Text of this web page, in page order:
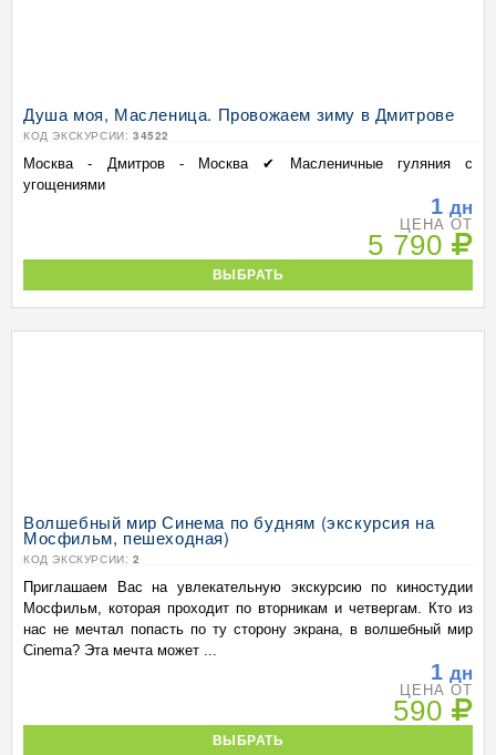
Душа моя, Масленица. Провожаем зиму в Дмитрове
КОД ЭКСКУРСИИ: 34522
Москва - Дмитров - Москва ✔ Масленичные гуляния с
угощениями
1 дн
ЦЕНА ОТ
5 790
ВЫБРАТЬ
Волшебный мир Синема по будням (экскурсия на
Мосфильм, пешеходная)
КОД ЭКСКУРСИИ: 2
Приглашаем Вас на увлекательную экскурсию по киностудии
Мосфильм, которая проходит по вторникам и четвергам. Кто из
нас не мечтал попасть по ту сторону экрана, в волшебный мир
Cinema? Эта мечта может ...
1 дн
ЦЕНА ОТ
590
ВЫБРАТЬ